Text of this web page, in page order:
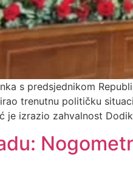
s predsjednikom
trenutnu političku
je izrazio zahvalnost